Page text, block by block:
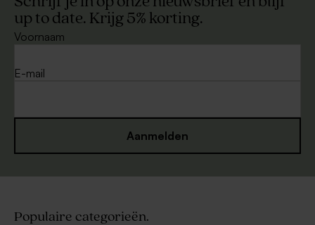
up to date. Krijg 5% korting.
Voornaam
E-mail
Aanmelden
Populaire categorieën.